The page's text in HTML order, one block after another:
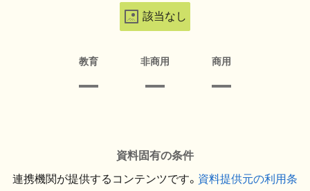
該当なし
教育 非商用 商用
資料固有の条件
連携機関が提供するコンテンツです。 資料提供元の利用条